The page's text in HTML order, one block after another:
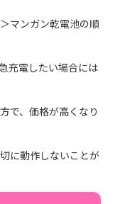
マンガン乾電池の順
充電したい場合には
で、価格が高くなり
に動作しないことが